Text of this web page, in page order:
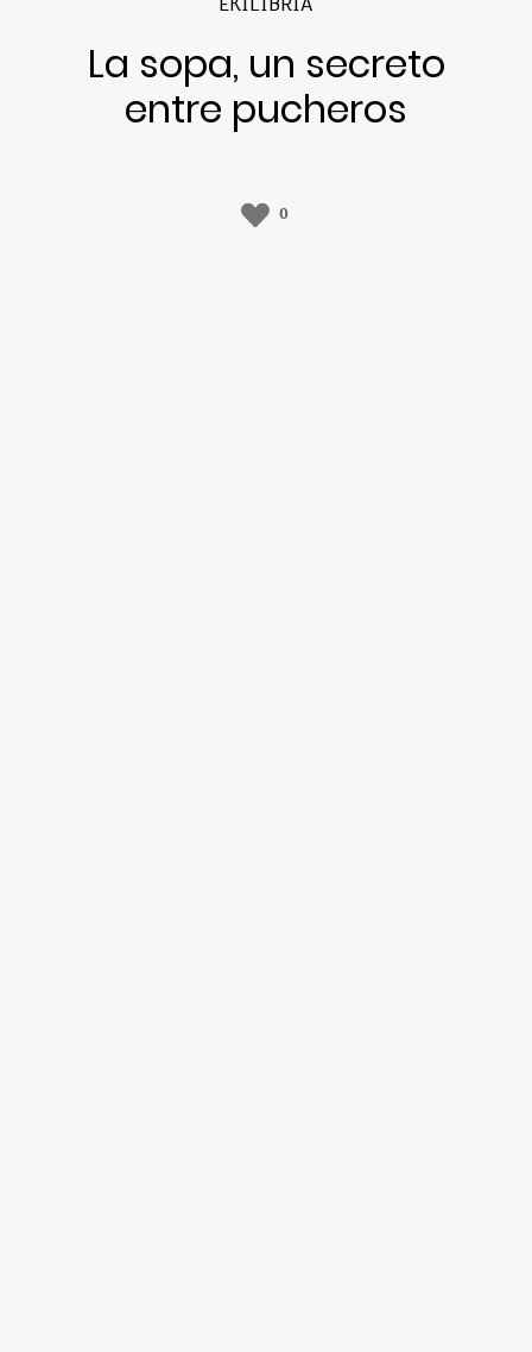
EKILIBRIA
La sopa, un secreto
entre pucheros
0